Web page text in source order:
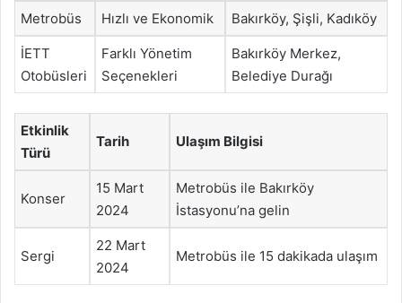
Metrobüs Hızlı ve Ekonomik Bakırköy, Şişli, Kadıköy
İETT
Otobüsleri
Farklı Yönetim
Seçenekleri
Bakırköy Merkez,
Belediye Durağı
Etkinlik
Türü
Tarih Ulaşım Bilgisi
Konser
15 Mart
2024
Metrobüs ile Bakırköy
İstasyonu’na gelin
Sergi
22 Mart
2024
Metrobüs ile 15 dakikada ulaşım